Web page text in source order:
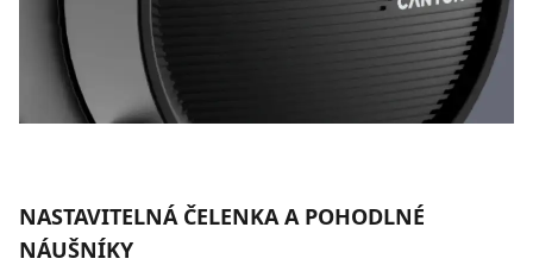
NASTAVITELNÁ ČELENKA A POHODLNÉ
NÁUŠNÍKY